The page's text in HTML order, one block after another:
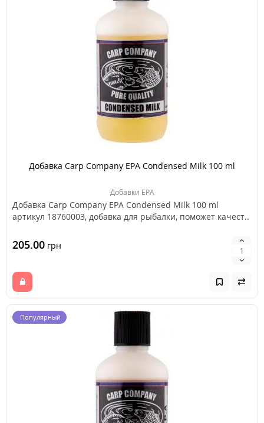
Добавка Carp Company EPA Condensed Milk 100 ml
Добавки EPA
Добавка Carp Company EPA Condensed Milk 100 ml
артикул 18760003, добавка для рыбалки, поможет качест..
205.00 грн
Популярный